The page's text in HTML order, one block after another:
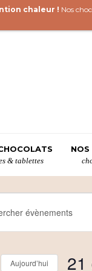
& tablettes
NOS
Aujourd’hui 21
chaleur ! Nos